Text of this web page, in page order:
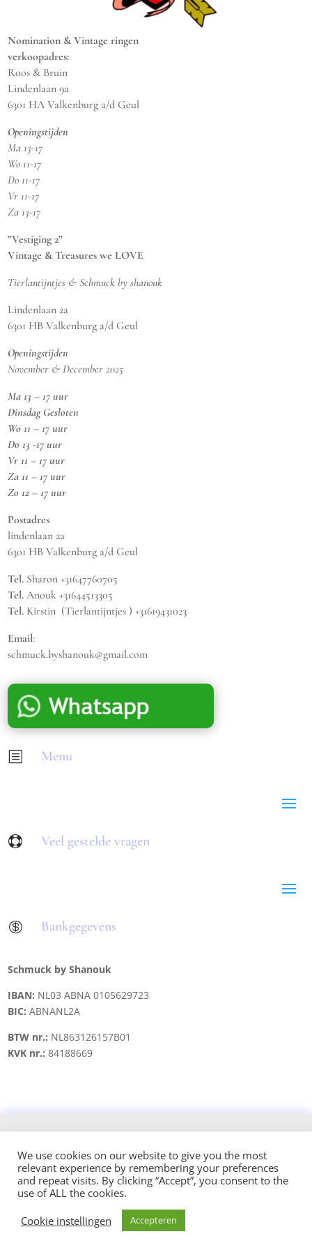
Nomination & Vintage ringen
verkoopadres:
Roos & Bruin
Lindenlaan 9a
6301 HA Valkenburg a/d Geul
Openingstijden
Ma 13-17
Wo 11-17
Do 11-17
Vr 11-17
Za 13-17
”Vestiging 2”
Vintage & Treasures we LOVE
Tierlantijntjes & Schmuck by shanouk
Lindenlaan 2a
6301 HB Valkenburg a/d Geul
Openingstijden
November & December 2025
Ma 13 – 17 uur
Dinsdag Gesloten
Wo 11 – 17 uur
Do 13 -17 uur
Vr 11 – 17 uur
Za 11 – 17 uur
Zo 12 – 17 uur
Postadres
lindenlaan 2a
6301 HB Valkenburg a/d Geul
Tel. Sharon +31647760705
Tel. Anouk +31644513305
Tel. Kirstin (Tierlantijntjes ) +31619431023
Email:
schmuck.byshanouk@gmail.com
b Menu
 Veel gestelde vragen
 Bankgegevens
Schmuck by Shanouk
IBAN: NL03 ABNA 0105629723
BIC: ABNANL2A
BTW nr.: NL863126157B01
KVK nr.:84188669
Design and hosted by:
We use cookies on our website to give you the most
relevant experience by remembering your preferences
and repeat visits. By clicking “Accept”, you consent to the
use of ALL the cookies.
Cookie instellingen
Accepteren